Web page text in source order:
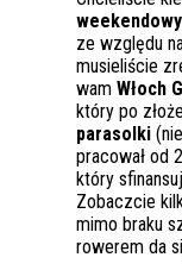
ze względu
musieliście
wam Włoch
który po
parasolki
pracował od
który
Zobaczcie
mimo braku
rowerem da